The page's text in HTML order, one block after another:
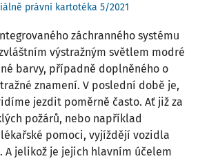
právní kartotéka 5/2021
záchranného systému
výstražným světlem modré
barvy, případně doplněného o
znamení. V poslední době je,
jezdit poměrně často. Ať již za
požárů, nebo například
pomoci, vyjíždějí vozidla
A jelikož je jejich hlavním účelem